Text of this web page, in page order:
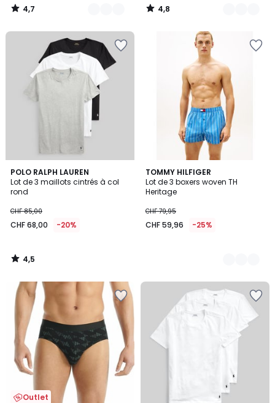
4,7
/
4,8
/
POLO RALPH LAUREN
Lot de 3 maillots cintrés à col
rond
CHF 85,00
CHF 68,00 -20%
4,5
/ 5
4,5
/
TOMMY HILFIGER
Lot de 3 boxers woven TH
Heritage
CHF 79,95
CHF 59,96 -25%
2
Couleurs
Outlet